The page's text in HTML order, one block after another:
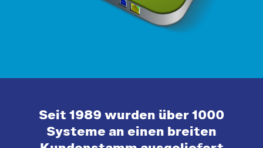
Seit 1989 wurden über 1000
Systeme an einen breiten